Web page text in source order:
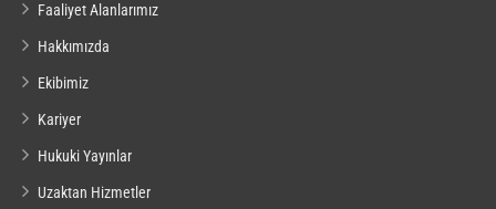
Faaliyet Alanlarımız
Hakkımızda
Ekibimiz
Kariyer
Hukuki Yayınlar
Uzaktan Hizmetler